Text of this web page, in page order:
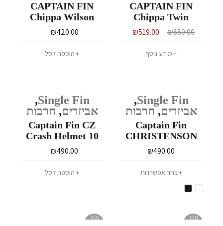
CAPTAIN FIN
Chippa Twin
Especial
₪650.00
₪519.00
מידע נוסף
CAPTAIN FIN
Chippa Wilson
Slidey Boiz
₪420.00
הוספה לסל
Single Fin
,
אביזרים,חרבות
Captain Fin
CHRISTENSON
TRACKER
₪490.00
בחר אפשרויות
Single Fin
,
אביזרים,חרבות
Captain Fin CZ
Crash Helmet 10
₪490.00
הוספה לסל
נגמר
נגמר